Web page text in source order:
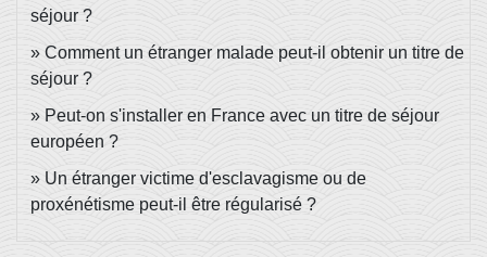
séjour ?
Comment un étranger malade peut-il obtenir un titre de
séjour ?
Peut-on s'installer en France avec un titre de séjour
européen ?
Un étranger victime d'esclavagisme ou de
proxénétisme peut-il être régularisé ?